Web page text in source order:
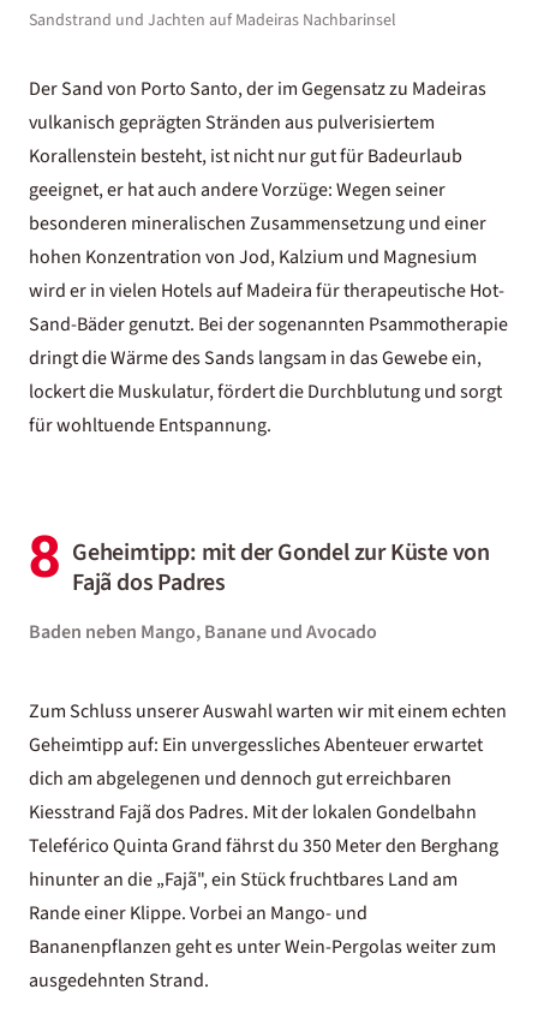
Sandstrand und Jachten auf Madeiras Nachbarinsel
Der Sand von Porto Santo, der im Gegensatz zu Madeiras
vulkanisch geprägten Stränden aus pulverisiertem
Korallenstein besteht, ist nicht nur gut für Badeurlaub
geeignet, er hat auch andere Vorzüge: Wegen seiner
besonderen mineralischen Zusammensetzung und einer
hohen Konzentration von Jod, Kalzium und Magnesium
wird er in vielen Hotels auf Madeirafür therapeutische Hot-
Sand-Bäder genutzt. Bei der sogenannten Psammotherapie
dringt die Wärme des Sands langsam in das Gewebe ein,
lockert die Muskulatur, fördert die Durchblutung und sorgt
für wohltuende Entspannung.
8 Geheimtipp: mit der Gondel zur Küste von
Fajã dos Padres
Baden neben Mango, Banane und Avocado
Zum Schluss unserer Auswahl warten wir mit einem echten
Geheimtipp auf: Ein unvergessliches Abenteuer erwartet
dich am abgelegenen und dennoch gut erreichbaren
Kiesstrand Fajã dos Padres. Mit der lokalen Gondelbahn
Teleférico Quinta Grand fährst du 350 Meter den Berghang
hinunter an die „Fajã", ein Stück fruchtbares Land am
Rande einer Klippe. Vorbei an Mango- und
Bananenpflanzen geht es unter Wein-Pergolas weiter zum
ausgedehnten Strand.